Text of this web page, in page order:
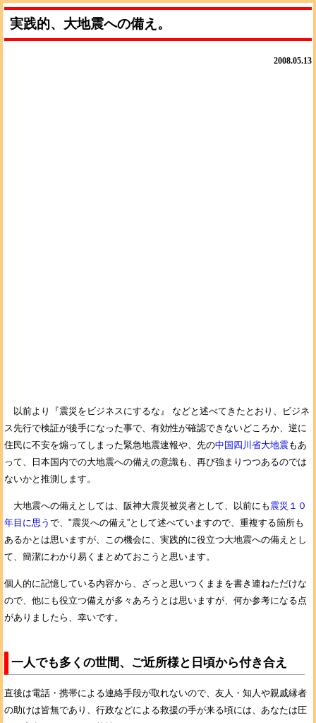
実践的、大地震への備え。
2008.05.13
以前より『震災をビジネスにするな』 などと述べてきたとおり、ビジネ
ス先行で検証が後手になった事で、有効性が確認できないどころか、逆に
住民に不安を煽ってしまった緊急地震速報や、先の中国四川省大地震もあ
って、日本国内での大地震への備えの意識も、再び強まりつつあるのでは
ないかと推測します。
大地震への備えとしては、阪神大震災被災者として、以前にも 震災１０
年目に思う で、"震災への備え”として述べていますので、重複する箇所も
あるかとは思いますが、この機会に、実践的に役立つ大地震への備えとし
て、簡潔にわかり易くまとめておこうと思います。
個人的に記憶している内容から、ざっと思いつくままを書き連ねただけな
ので、他にも役立つ備えが多々あろうとは思いますが、何か参考になる点
がありましたら、幸いです。
一人でも多くの世間、ご近所様と日頃から付き合え
直後は電話・携帯による連絡手段が取れないので、友人・知人や親戚縁者
の助けは皆無であり、行政などによる救援の手が来る頃には、あなたは圧